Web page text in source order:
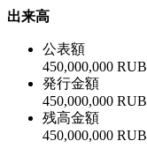
出来高
公表額
450,000,000 RUB
発行金額
450,000,000 RUB
残高金額
450,000,000 RUB